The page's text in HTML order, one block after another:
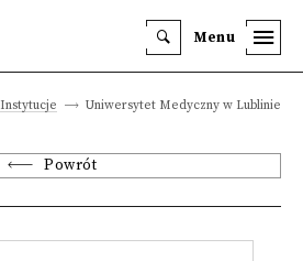
Menu
Instytucje Uniwersytet Medyczny w Lublinie
Powrót